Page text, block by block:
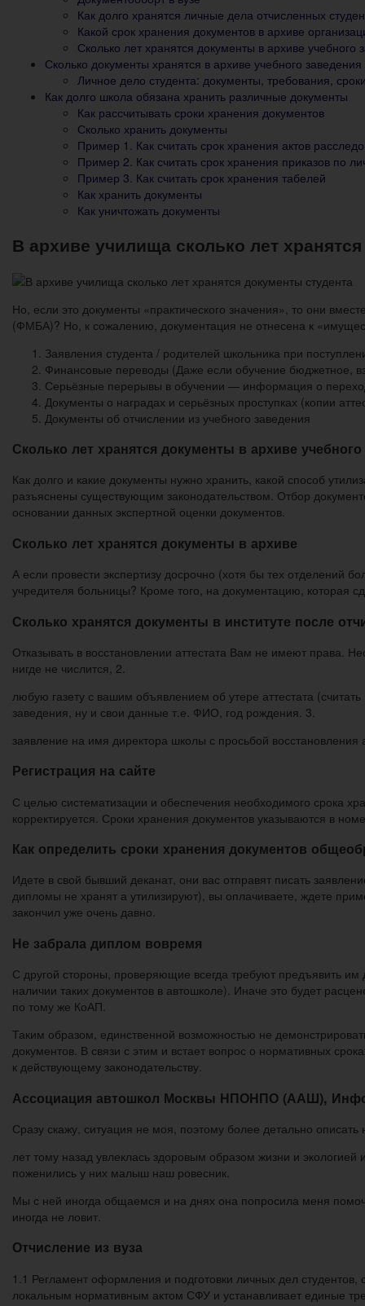
Как долго хранятся личные дела отчисленных
Какой срок хранения документов в архиве
Сколько лет хранятся документы в архиве
Сколько документы хранятся в архиве учебного заведения
Личное дело студента: документы, требования,
Как долго школа обязана хранить различные документы
Как рассчитывать сроки хранения документов
Сколько хранить документы
Пример 1. Как считать срок хранения актов
Пример 2. Как считать срок хранения приказов по
Пример 3. Как считать срок хранения табелей
Как хранить документы
Как уничтожать документы
В архиве училища сколько лет
Но, если это документы «практического значения», то они
(ФМБА)? Но, к сожалению, документация не отнесена к
Заявления студента / родителей школьника при
Финансовые переводы (Даже если обучение бюджетное,
Серьёзные перерывы в обучении — информация о
Документы о наградах и серьёзных проступках (копии
Документы об отчислении из учебного заведения
Сколько лет хранятся документы в архиве
Как долго и какие документы нужно хранить, какой способ
разъяснены существующим законодательством. Отбор
основании данных экспертной оценки документов.
Сколько лет хранятся документы в архиве
А если провести экспертизу досрочно (хотя бы тех отделений
учредителя больницы? Кроме того, на документацию, которая
Сколько хранятся документы в институте после
Отказывать в восстановлении аттестата Вам не имеют права.
нигде не числится, 2.
любую газету с вашим объявлением об утере аттестата
заведения, ну и свои данные т.е. ФИО, год рождения. 3.
заявление на имя директора школы с просьбой восстановления
Регистрация на сайте
С целью систематизации и обеспечения необходимого срока
корректируется. Сроки хранения документов указываются в
Как определить сроки хранения документов
Идете в свой бывший деканат, они вас отправят писать
дипломы не хранят а утилизируют), вы оплачиваете, ждете
закончил уже очень давно.
Не забрала диплом вовремя
С другой стороны, проверяющие всегда требуют предъявить
наличии таких документов в автошколе). Иначе это будет
по тому же КоАП.
Таким образом, единственной возможностью не
документов. В связи с этим и встает вопрос о нормативных
к действующему законодательству.
Ассоциация автошкол Москвы НПОНПО (ААШ),
Сразу скажу, ситуация не моя, поэтому более детально описать
лет тому назад увлеклась здоровым образом жизни и
поженились у них малыш наш ровесник.
Мы с ней иногда общаемся и на днях она попросила меня
иногда не ловит.
Отчисление из вуза
1.1 Регламент оформления и подготовки личных дел
локальным нормативным актом СФУ и устанавливает единые